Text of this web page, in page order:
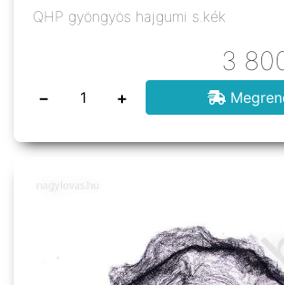
QHP gyöngyös hajgumi s.kék
3
− +